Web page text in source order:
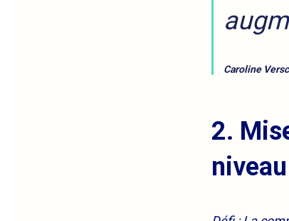
Caroline
2.